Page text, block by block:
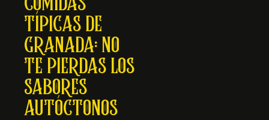
TÍPICAS DE
GRANADA: NO
TE PIERDAS LOS
SABORES
AUTÓCTONOS